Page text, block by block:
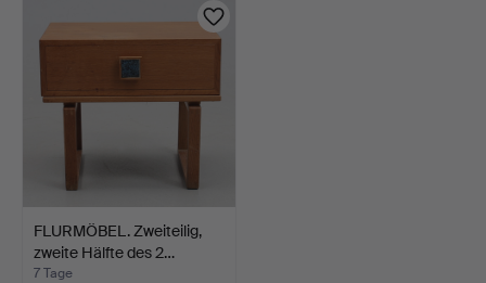
FLURMÖBEL. Zweiteilig,
zweite Hälfte des 2…
7 Tage